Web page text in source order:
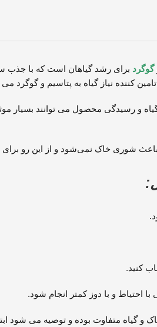
گوگرد برای رشد گیاهان است که با جذب
کننده نیاز گیاه به پتاسیم و گوگرد می
و رسیدگی محصول می توانند بسیار
باعث شوری خاک نمی‌شود و از این رو
کنید.
احتیاط و با دوز کمتر انجام شود.
و گیاه متفاوت بوده و توصیه می شود